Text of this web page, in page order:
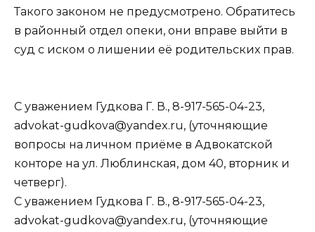
Такого законом не предусмотрено. Обратитесь
в районный отдел опеки, они вправе выйти в
суд с иском о лишении её родительских прав.
С уважением Гудкова Г. В., 8-917-565-04-23,
advokat-gudkova@yandex.ru, (уточняющие
вопросы на личном приёме в Адвокатской
конторе на ул. Люблинская, дом 40, вторник и
четверг).
С уважением Гудкова Г. В., 8-917-565-04-23,
advokat-gudkova@yandex.ru, (уточняющие